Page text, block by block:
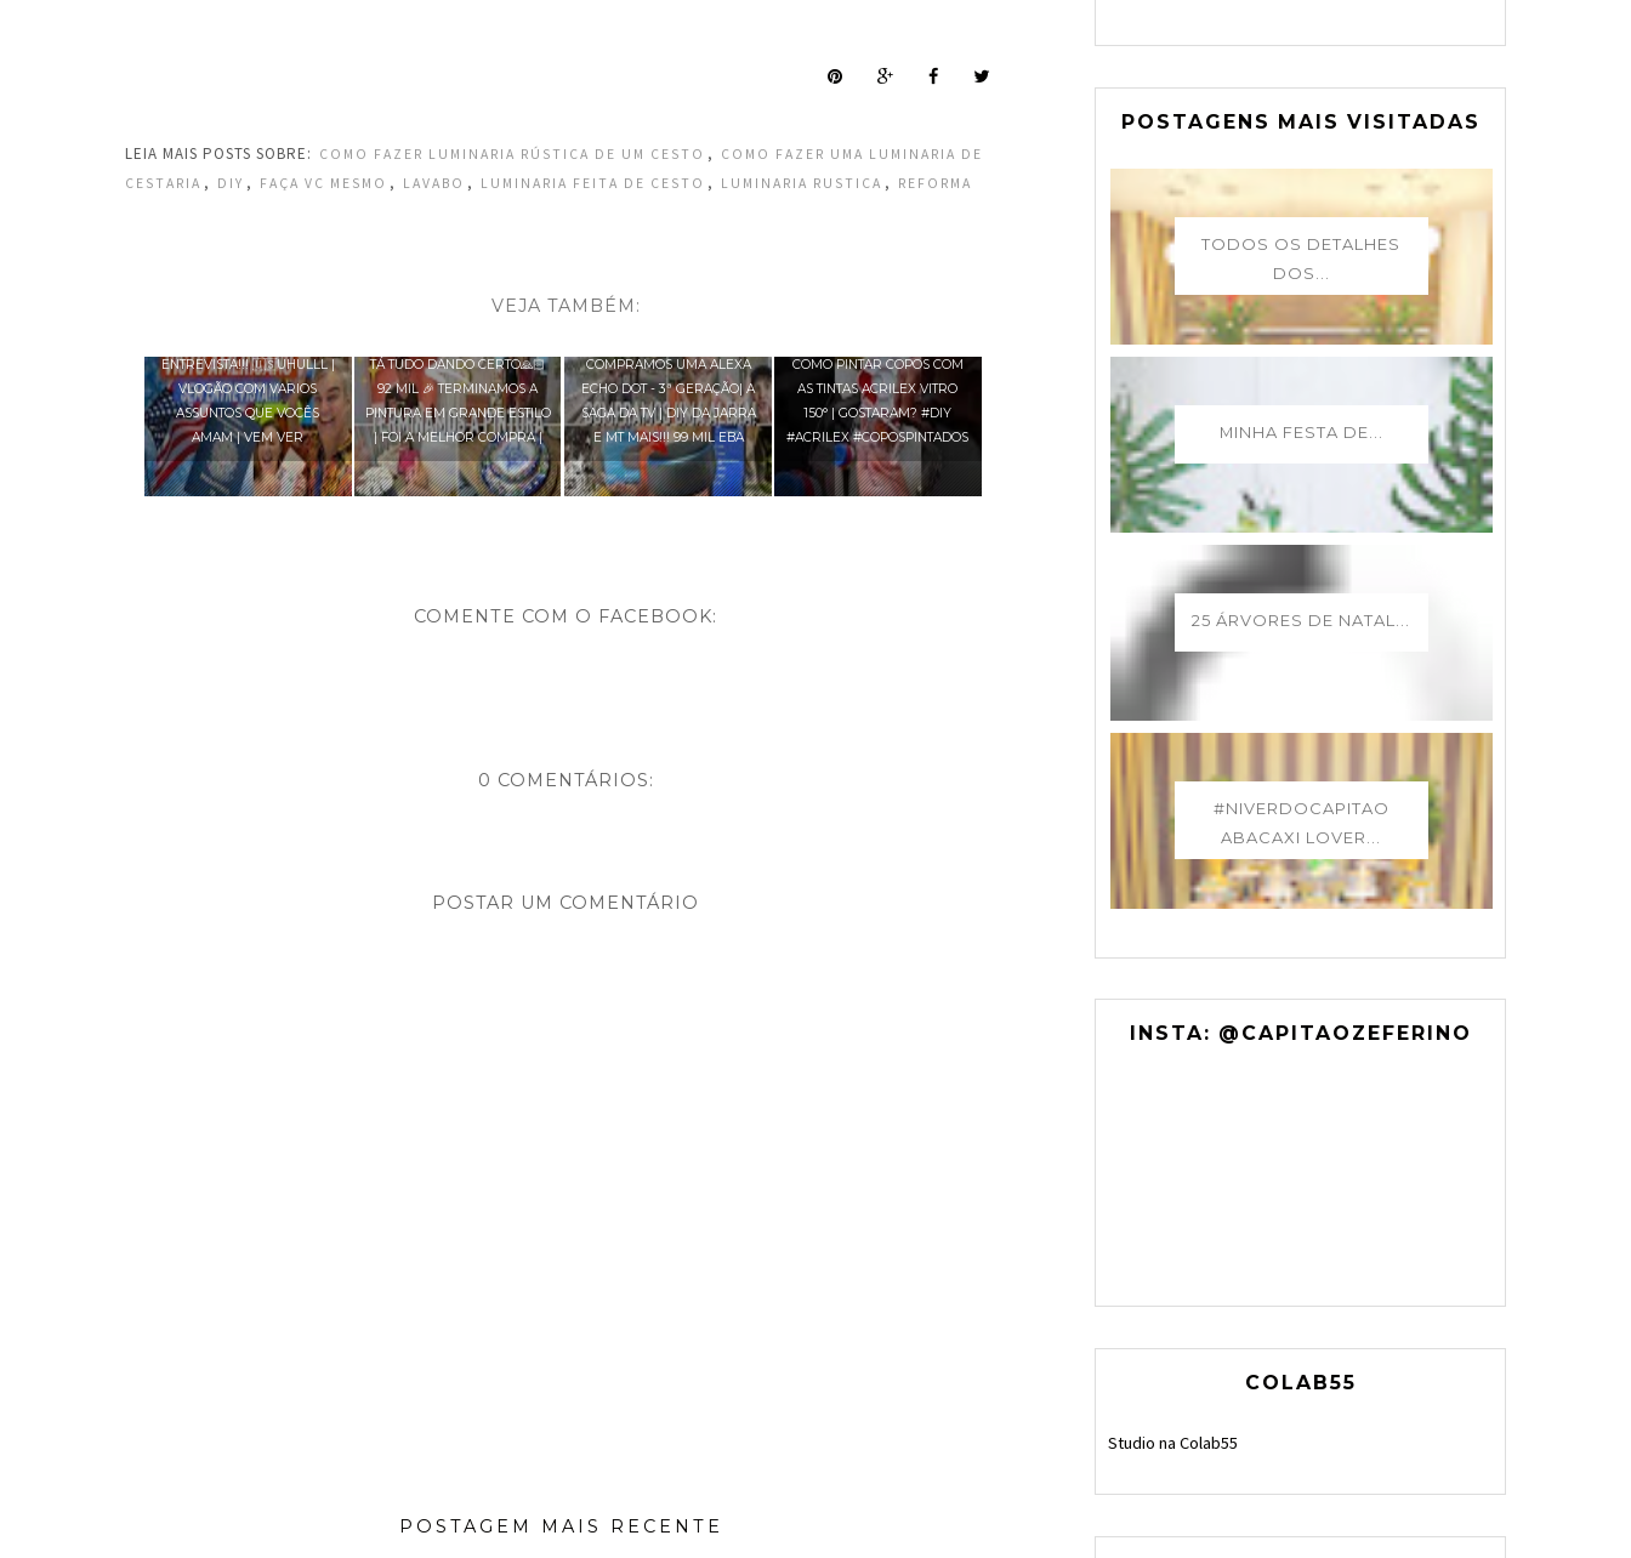
LEIA MAIS POSTS SOBRE: COMO FAZER LUMINARIA RÚSTICA DE UM CESTO ,
COMO FAZER UMA LUMINARIA DE
CESTARIA , DIY , FAÇA VC MESMO , LAVABO , LUMINARIA FEITA DE CESTO , LUMINARIA RUSTICA , REFORMA
VEJA TAMBÉM:
ENTREVISTA!!! 🇺🇸UHULLL |
VLOGÃO COM VARIOS
ASSUNTOS QUE VOCÊS
AMAM | VEM VER
TÁ TUDO DANDO CERTO🙏🏻
92 MIL 🎉 TERMINAMOS A
PINTURA EM GRANDE ESTILO
| FOI A MELHOR COMPRA |
COMPRAMOS UMA ALEXA
ECHO DOT - 3ª GERAÇÃO| A
SAGA DA TV | DIY DA JARRA
E MT MAIS!!! 99 MIL EBA
COMO PINTAR COPOS COM
AS TINTAS ACRILEX VITRO
150° | GOSTARAM? #DIY
#ACRILEX #COPOSPINTADOS
COMENTE COM O FACEBOOK:
0 COMENTÁRIOS:
POSTAR UM COMENTÁRIO
POSTAGEM MAIS RECENTE
POSTAGENS MAIS VISITADAS
TODOS OS DETALHES
DOS...
MINHA FESTA DE...
25 ÁRVORES DE NATAL...
#NIVERDOCAPITAO
ABACAXI LOVER...
INSTA: @CAPITAOZEFERINO
COLAB55
Studio na Colab55